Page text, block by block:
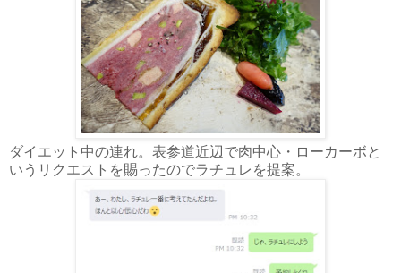
ダイエット中の連れ。表参道近辺で肉中心・ローカーボと
いうリクエストを賜ったのでラチュレを提案。